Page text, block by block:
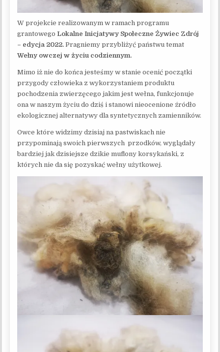
W projekcie realizowanym w ramach programu
grantowegoLokalne Inicjatywy Społeczne Żywiec Zdrój
– edycja 2022. Pragniemy przybliżyć państwu temat
Wełny owczej w życiu codziennym.
Mimo iż nie do końca jesteśmy w stanie ocenić początki
przygody człowieka z wykorzystaniem produktu
pochodzenia zwierzęcego jakim jest wełna, funkcjonuje
ona w naszym życiu do dziś i stanowi nieocenione źródło
ekologicznej alternatywy dla syntetycznych zamienników.
Owce które widzimy dzisiaj na pastwiskach nie
przypominają swoich pierwszych przodków, wyglądały
bardziej jak dzisiejsze dzikie muflony korsykański, z
których nie da się pozyskać wełny użytkowej.